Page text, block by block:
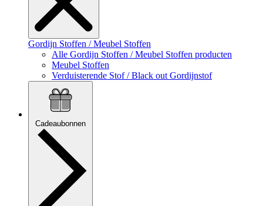
Gordijn Stoffen / Meubel Stoffen
Alle Gordijn Stoffen / Meubel Stoffen producten
Meubel Stoffen
Verduisterende Stof / Black out Gordijnstof
Cadeaubonnen